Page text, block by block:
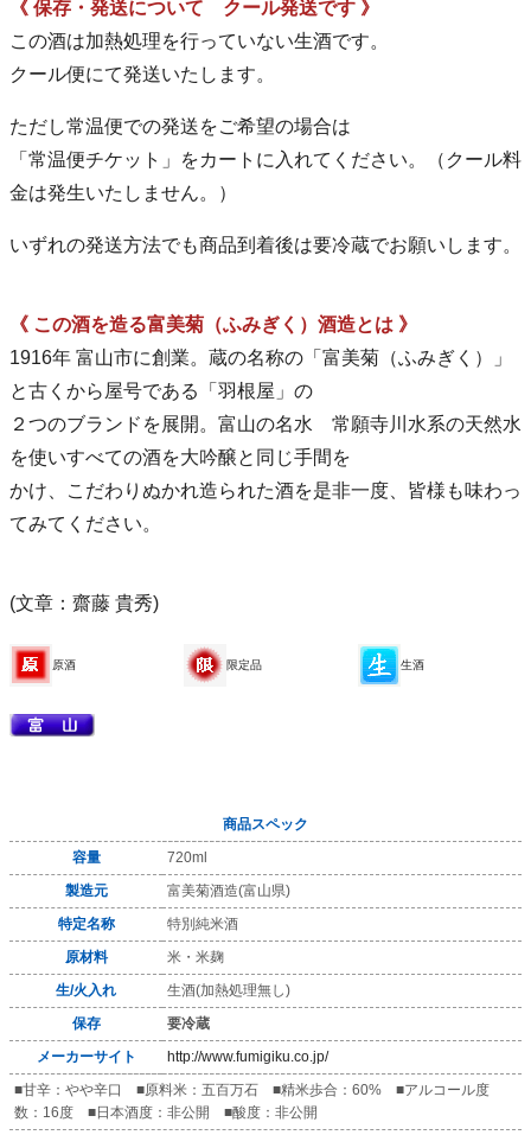
《 保存・発送について クール発送です 》
この酒は加熱処理を行っていない生酒です。
クール便にて発送いたします。
ただし常温便での発送をご希望の場合は
「常温便チケット」をカートに入れてください。（クール料
金は発生いたしません。）
いずれの発送方法でも商品到着後は要冷蔵でお願いします。
《 この酒を造る富美菊（ふみぎく）酒造とは 》
1916年 富山市に創業。蔵の名称の「富美菊（ふみぎく）」
と古くから屋号である「羽根屋」の
２つのブランドを展開。富山の名水 常願寺川水系の天然水
を使いすべての酒を大吟醸と同じ手間を
かけ、こだわりぬかれ造られた酒を是非一度、皆様も味わっ
てみてください。
(文章：齋藤 貴秀)
原酒 限定品 生酒
商品スペック
容量
720ml
製造元
富美菊酒造(富山県)
特定名称
特別純米酒
原材料
米・米麹
生/火入れ
生酒(加熱処理無し)
保存
要冷蔵
メーカーサイト
http://www.fumigiku.co.jp/
■甘辛：やや辛口 ■原料米：五百万石 ■精米歩合：60% ■アルコール度
数：16度 ■日本酒度：非公開 ■酸度：非公開